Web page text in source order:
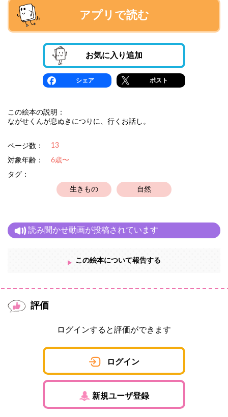
アプリで読む
お気に入り追加
シェア ポスト
この絵本の説明：
ながせくんが息ぬきにつりに、行くお話し。
ページ数： 13
対象年齢：
6歳〜
タグ：
生きもの 自然
読み聞かせ動画が投稿されています
この絵本について報告する
評価
ログインすると評価ができます
ログイン
新規ユーザ登録